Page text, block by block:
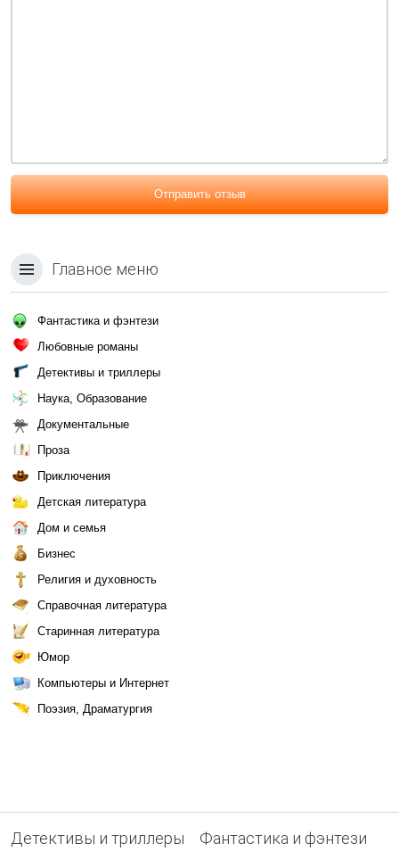
Отправить отзыв
Главное меню
Фантастика и фэнтези
Любовные романы
Детективы и триллеры
Наука, Образование
Документальные
Проза
Приключения
Детская литература
Дом и семья
Бизнес
Религия и духовность
Справочная литература
Старинная литература
Юмор
Компьютеры и Интернет
Поэзия, Драматургия
Детективы и триллеры Фантастика и фэнтези